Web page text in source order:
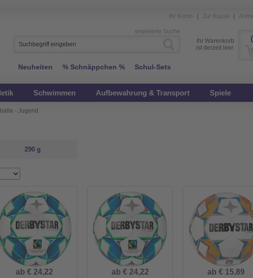
Ihr Konto Zur Kasse
erweiterte Suche
Neuheiten % Schnäppchen % Schul-Sets
Ihr Warenkorb
ist derzeit leer.
Schwimmen Aufbewahrung & Transport Spiele
- Jugend
290 g
ab € 24,22 ab € 24,22 ab € 15,89